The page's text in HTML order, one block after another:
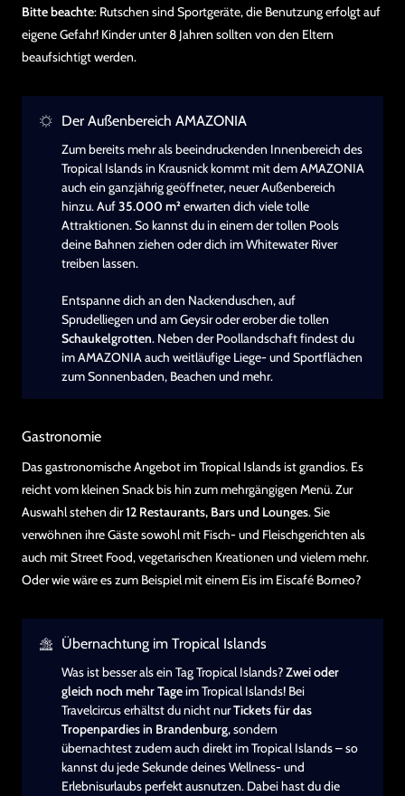
Bitte beachte: Rutschen sind Sportgeräte, die Benutzung erfolgt auf
eigene Gefahr! Kinder unter 8 Jahren sollten von den Eltern
beaufsichtigt werden.
Der Außenbereich AMAZONIA
Zum bereits mehr als beeindruckenden Innenbereich des
Tropical Islands in Krausnick kommt mit dem AMAZONIA
auch ein ganzjährig geöffneter, neuer Außenbereich
hinzu. Auf35.000 m²erwarten dich viele tolle
Attraktionen. So kannst du in einem der tollen Pools
deine Bahnen ziehen oder dich im Whitewater River
treiben lassen.
Entspanne dich an den Nackenduschen, auf
Sprudelliegen und am Geysir oder erober die tollen
Schaukelgrotten. Neben der Poollandschaft findest du
im AMAZONIA auch weitläufige Liege- und Sportflächen
zum Sonnenbaden, Beachen und mehr.
Gastronomie
Das gastronomische Angebot im Tropical Islands ist grandios. Es
reicht vom kleinen Snack bis hin zum mehrgängigen Menü. Zur
Auswahl stehen dir12 Restaurants, Bars und Lounges. Sie
verwöhnen ihre Gäste sowohl mit Fisch- und Fleischgerichten als
auch mit Street Food, vegetarischen Kreationen und vielem mehr.
Oder wie wäre es zum Beispiel mit einem Eis im Eiscafé Borneo?
Übernachtung im Tropical Islands
Was ist besser als ein Tag Tropical Islands?Zwei oder
gleich noch mehr Tageim Tropical Islands! Bei
Travelcircus erhältst du nicht nurTickets für das
Tropenpardies in Brandenburg, sondern
übernachtest zudem auch direkt im Tropical Islands – so
kannst du jede Sekunde deines Wellness- und
Erlebnisurlaubs perfekt ausnutzen. Dabei hast du die